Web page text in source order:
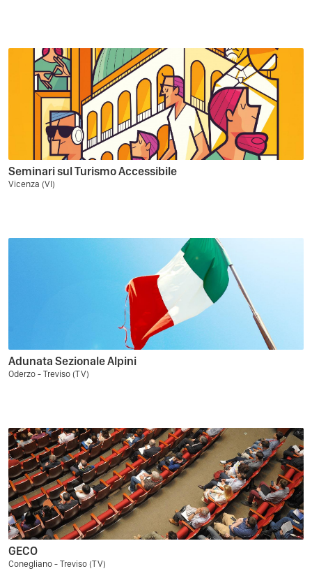
Seminari sul Turismo Accessibile
Vicenza (VI)
Adunata Sezionale Alpini
Oderzo - Treviso (TV)
GECO
Conegliano - Treviso (TV)